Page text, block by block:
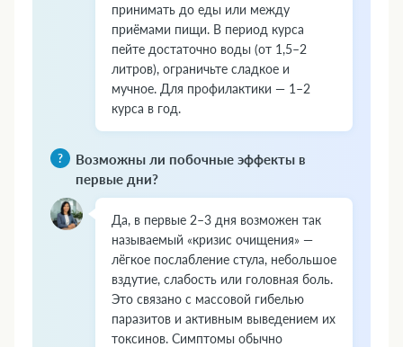
принимать до еды или между
приёмами пищи. В период курса
пейте достаточно воды (от 1,5–2
литров), ограничьте сладкое и
мучное. Для профилактики — 1–2
курса в год.
Возможны ли побочные эффекты в
первые дни?
Да, в первые 2–3 дня возможен так
называемый «кризис очищения» —
лёгкое послабление стула, небольшое
вздутие, слабость или головная боль.
Это связано с массовой гибелью
паразитов и активным выведением их
токсинов. Симптомы обычно